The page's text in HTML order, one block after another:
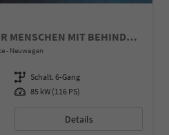
Selection *ANGEBOT FÜR MENSCHEN MIT BEHINDERUNG AB 50%! 1.0 TSI 115PS, Klimaanlage, Sitzheizung, Parksensoren hinten, LED-Scheinwerfer, Tempomat, Infotainment 8", Virtual Cockpit Nebelscheinwerfer, Dachreling
Neuwagen
Getriebe Schalt. 6-Gang
Leistung 85 kW (116 PS)
Details